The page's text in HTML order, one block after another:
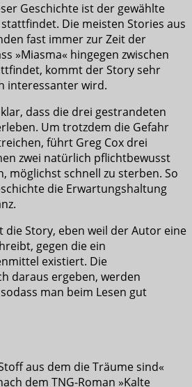
Geschichte ist der gewählte
Die meisten Stories aus
fast immer zur Zeit der
»Miasma« hingegen zwischen
kommt der Story sehr
interessanter wird.
dass die drei gestrandeten
Um trotzdem die Gefahr
führt Greg Cox drei
zwei natürlich pflichtbewusst
möglichst schnell zu sterben. So
die Erwartungshaltung
die Story, eben weil der Autor eine
gegen die ein
existiert. Die
daraus ergeben, werden
man beim Lesen gut
aus dem die Träume sind«
dem TNG-Roman »Kalte